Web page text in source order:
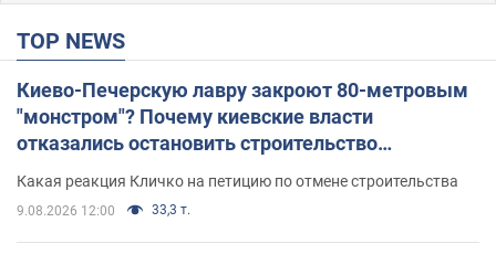
TOP NEWS
Киево-Печерскую лавру закроют 80-метровым
"монстром"? Почему киевские власти
отказались остановить строительство
Какая реакция Кличко на петицию по отмене строительства
9.08.2026 12:00 33,3 т.